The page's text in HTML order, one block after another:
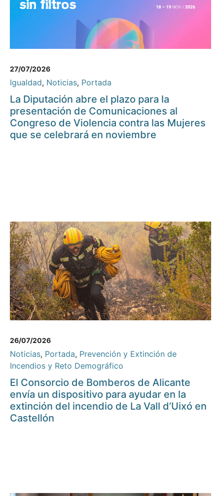
27/07/2026
Igualdad, Noticias, Portada
La Diputación abre el plazo para la
presentación de Comunicaciones al
Congreso de Violencia contra las Mujeres
que se celebrará en noviembre
26/07/2026
Noticias, Portada, Prevención y Extinción de
Incendios y Reto Demográfico
El Consorcio de Bomberos de Alicante
envía un dispositivo para ayudar en la
extinción del incendio de La Vall d’Uixó en
Castellón